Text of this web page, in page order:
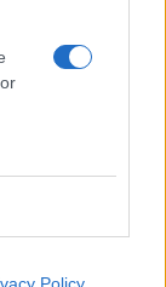
Policy
Αυγ 2026, 22:44